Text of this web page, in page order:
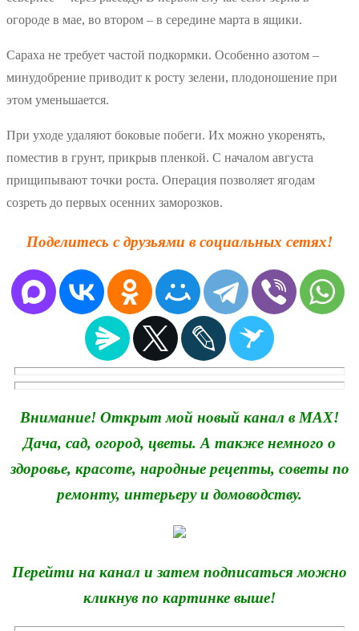
огороде в мае, во втором – в середине марта в ящики.
Сараха не требует частой подкормки. Особенно азотом –
минудобрение приводит к росту зелени, плодоношение при
этом уменьшается.
При уходе удаляют боковые побеги. Их можно укоренять,
поместив в грунт, прикрыв пленкой. С началом августа
прищипывают точки роста. Операция позволяет ягодам
созреть до первых осенних заморозков.
Поделитесь с друзьями в социальных сетях!
Внимание! Открыт мой новый канал в MAX!
Дача, сад, огород, цветы. А также немного о
здоровье, красоте, народные рецепты, советы по
ремонту, интерьеру и домоводству.
Перейти на канал и затем подписаться можно
кликнув по картинке выше!